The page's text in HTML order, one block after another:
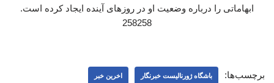
ابهاماتی را درباره وضعیت او در روزهای آینده ایجاد کرده است.
258258
برچسب‌ها: باشگاه ژورنالیست خبرنگار اخرین خبر